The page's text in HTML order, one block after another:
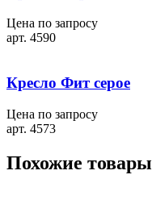
Цена по запросу
арт. 4590
Кресло Фит серое
Цена по запросу
арт. 4573
Похожие товары